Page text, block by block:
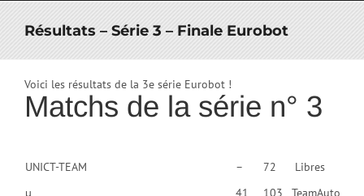
Résultats – Série 3 – Finale Eurobot
Voici les résultats de la 3e série Eurobot !
Matchs de la série n° 3
UNICT-TEAM – 72
Libres